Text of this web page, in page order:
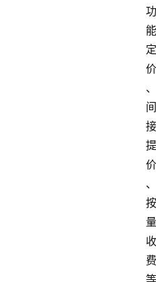
功
能
定
价
、
间
接
提
价
、
按
量
收
费
等